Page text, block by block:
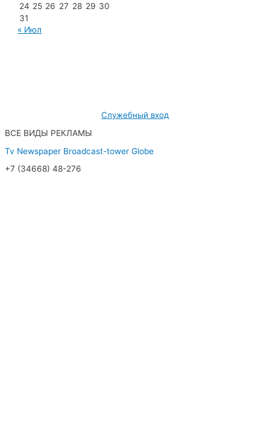
24 25 26 27 28 29 30
31
« Июл
Служебный вход
ВСЕ ВИДЫ РЕКЛАМЫ
Tv Newspaper Broadcast-tower Globe
+7 (34668) 48-276